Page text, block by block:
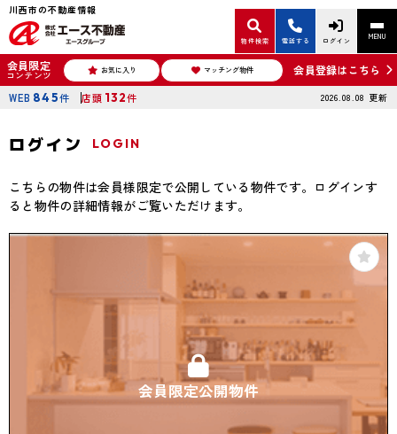
川西市の不動産情報
物件検索 電話する ログイン MENU
会員限定
コンテンツ お気に入り マッチング物件 会員登録はこちら
WEB 845件 店頭 132件 2026.08.08 更新
ログイン LOGIN
こちらの物件は会員様限定で公開している物件です。ログインす
ると物件の詳細情報がご覧いただけます。
会員限定公開物件